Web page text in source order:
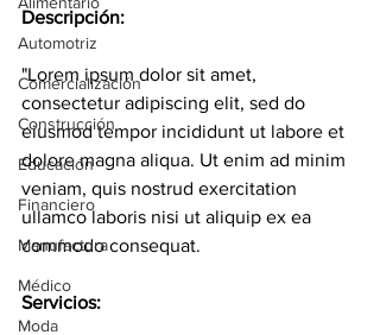
Automotriz
Comercialización
Construcción
Educación
Financiero
Manufactura
Médico
Moda
Descripción:
"Lorem ipsum dolor sit amet,
consectetur adipiscing elit, sed do
eiusmod tempor incididunt ut labore et
dolore magna aliqua. Ut enim ad minim
veniam, quis nostrud exercitation
ullamco laboris nisi ut aliquip ex ea
commodo consequat.
Servicios: